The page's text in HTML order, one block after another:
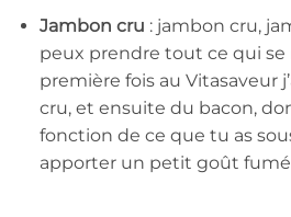
Jambon cru : jambon cru,
peux prendre tout ce qui se
première fois au Vitasaveur
cru, et ensuite du bacon,
fonction de ce que tu as
apporter un petit goût